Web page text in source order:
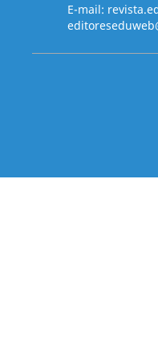
E-mail: